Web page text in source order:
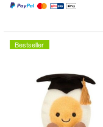
Bestseller